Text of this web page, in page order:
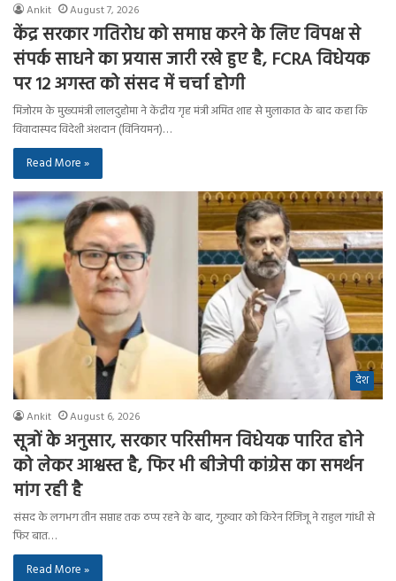
Ankit August 7, 2026
केंद्र सरकार गतिरोध को समाप्त करने के लिए विपक्ष से
संपर्क साधने का प्रयास जारी रखे हुए है, FCRA विधेयक
पर 12 अगस्त को संसद में चर्चा होगी
मिजोरम के मुख्यमंत्री लालदुहोमा ने केंद्रीय गृह मंत्री अमित शाह से मुलाकात के बाद कहा कि
विवादास्पद विदेशी अंशदान (विनियमन)…
Read More »
देश
Ankit August 6, 2026
सूत्रों के अनुसार, सरकार परिसीमन विधेयक पारित होने
को लेकर आश्वस्त है, फिर भी बीजेपी कांग्रेस का समर्थन
मांग रही है
संसद के लगभग तीन सप्ताह तक ठप्प रहने के बाद, गुरुवार को किरेन रिजिजू ने राहुल गांधी से
फिर बात…
Read More »